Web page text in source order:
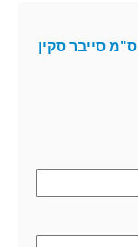
שרוול מאריך ומעבה רוטט 5 ס"מ סייבר סקין